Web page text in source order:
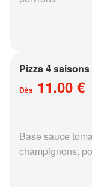
Pizza 4
Dès 11.00 €
Base sauce
champignons,